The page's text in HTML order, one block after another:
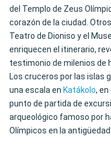
del Templo de Zeus
corazón de la ciudad.
Teatro de Dioniso y el
enriquecen el itinerario,
testimonio de milenios de
Los cruceros por las islas
una escala en Katákolo, en
punto de partida de
arqueológico famoso por
Olímpicos en la antigüedad.